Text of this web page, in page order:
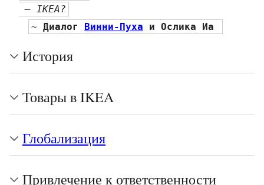
— IKEA?
~ Диалог Винни-Пуха и Ослика Иа
История
Товары в IKEA
Глобализация
Привлечение к ответственности